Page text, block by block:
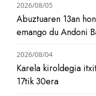
Abuztuaren 13an
emango du Andoni
2026/08/05
Karela kiroldegia
17tik 30era
2026/08/04